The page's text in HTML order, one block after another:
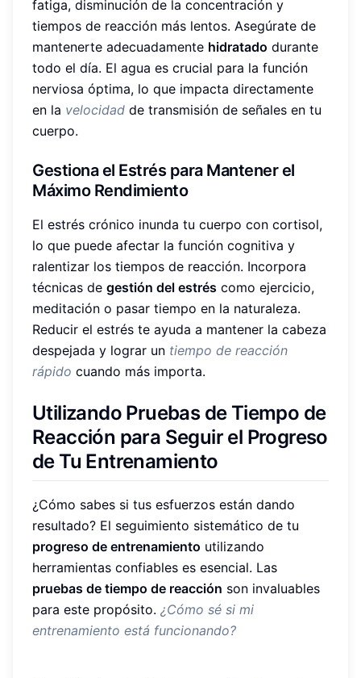
fatiga, disminución de la concentración y
tiempos de reacción más lentos. Asegúrate de
mantenerte adecuadamente hidratado durante
todo el día. El agua es crucial para la función
nerviosa óptima, lo que impacta directamente
en la velocidad de transmisión de señales en tu
cuerpo.
Gestiona el Estrés para Mantener el
Máximo Rendimiento
El estrés crónico inunda tu cuerpo con cortisol,
lo que puede afectar la función cognitiva y
ralentizar los tiempos de reacción. Incorpora
técnicas de gestión del estrés como ejercicio,
meditación o pasar tiempo en la naturaleza.
Reducir el estrés te ayuda a mantener la cabeza
despejada y lograr un tiempo de reacción
rápido cuando más importa.
Utilizando Pruebas de Tiempo de
Reacción para Seguir el Progreso
de Tu Entrenamiento
¿Cómo sabes si tus esfuerzos están dando
resultado? El seguimiento sistemático de tu
progreso de entrenamiento utilizando
herramientas confiables es esencial. Las
pruebas de tiempo de reacción son invaluables
para este propósito. ¿Cómo sé si mi
entrenamiento está funcionando?